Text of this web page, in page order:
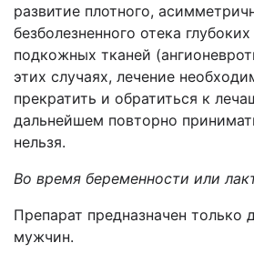
развитие плотного,
безболезненного отека
подкожных тканей
этих случаях, лечение
прекратить и обратиться к
дальнейшем повторно
нельзя.
Во время беременности или
Препарат предназначен только
мужчин.